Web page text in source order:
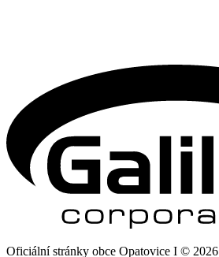
Oficiální stránky obce Opatovice I © 2026